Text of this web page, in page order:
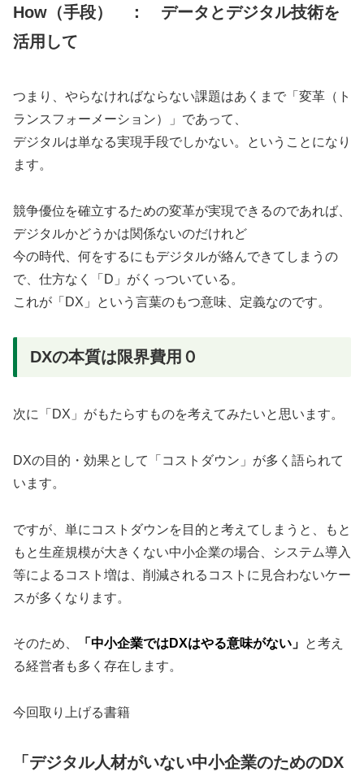
How（手段） ： データとデジタル技術を
活用して
つまり、やらなければならない課題はあくまで「変革（ト
ランスフォーメーション）」であって、
デジタルは単なる実現手段でしかない。ということになり
ます。
競争優位を確立するための変革が実現できるのであれば、
デジタルかどうかは関係ないのだけれど
今の時代、何をするにもデジタルが絡んできてしまうの
で、仕方なく「D」がくっついている。
これが「DX」という言葉のもつ意味、定義なのです。
DXの本質は限界費用０
次に「DX」がもたらすものを考えてみたいと思います。
DXの目的・効果として「コストダウン」が多く語られて
います。
ですが、単にコストダウンを目的と考えてしまうと、もと
もと生産規模が大きくない中小企業の場合、システム導入
等によるコスト増は、削減されるコストに見合わないケー
スが多くなります。
そのため、 「中小企業ではDXはやる意味がない」 と考え
る経営者も多く存在します。
今回取り上げる書籍
「デジタル人材がいない中小企業のためのDX